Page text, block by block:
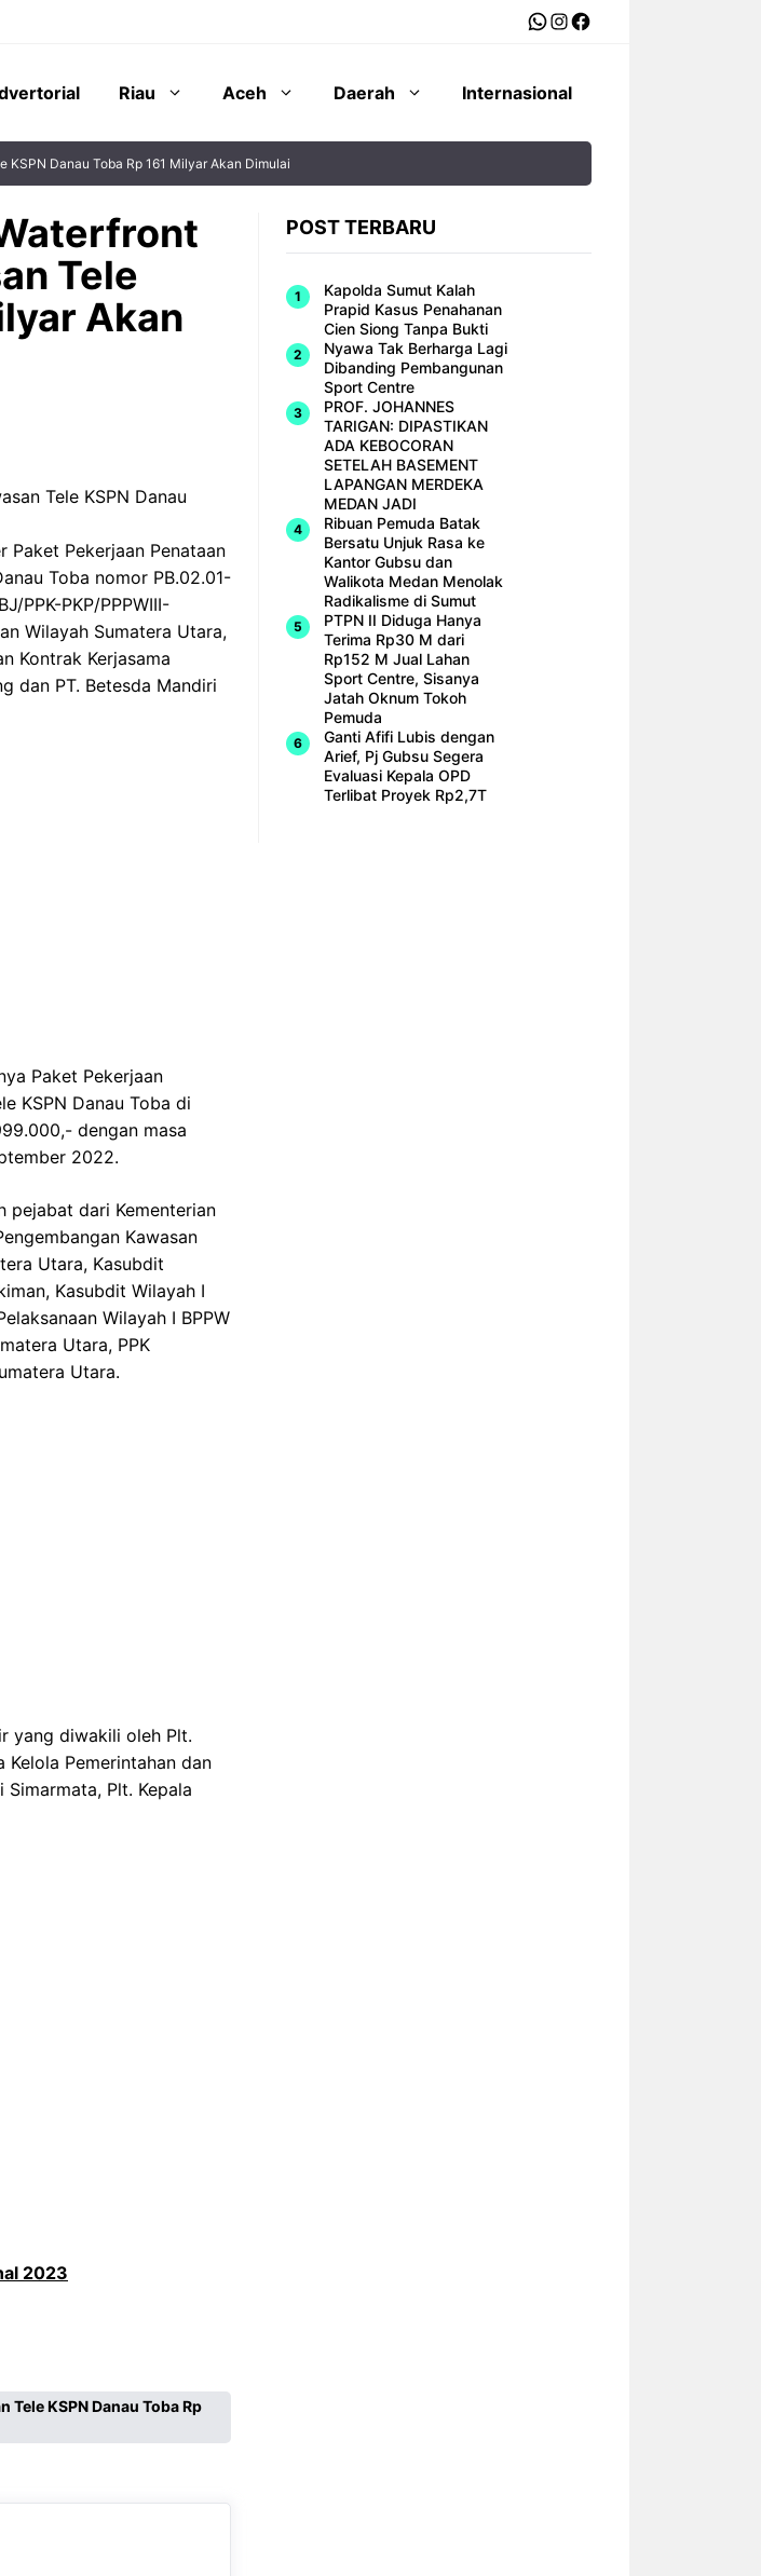
WhatsApp
Instagram
Facebook
Riau Aceh Daerah Internasional
Danau Toba Rp 161 Milyar Akan Dimulai
Tele
Akan
Tele KSPN Danau
Paket Pekerjaan Penataan
Toba nomor PB.02.01-
PPK-PKP/PPPWIII-
Wilayah Sumatera Utara,
Kontrak Kerjasama
dan PT. Betesda Mandiri
Paket Pekerjaan
KSPN Danau Toba di
dengan masa
2022.
pejabat dari Kementerian
Kawasan
Utara, Kasubdit
Kasubdit Wilayah I
Wilayah I BPPW
Utara, PPK
Utara.
yang diwakili oleh Plt.
Kelola Pemerintahan dan
Simarmata, Plt. Kepala
2023
KSPN Danau Toba Rp
POST TERBARU
Kapolda Sumut Kalah
Prapid Kasus Penahanan
Cien Siong Tanpa Bukti
Nyawa Tak Berharga Lagi
Dibanding Pembangunan
Sport Centre
PROF. JOHANNES
TARIGAN: DIPASTIKAN
ADA KEBOCORAN
SETELAH BASEMENT
LAPANGAN MERDEKA
MEDAN JADI
Ribuan Pemuda Batak
Bersatu Unjuk Rasa ke
Kantor Gubsu dan
Walikota Medan Menolak
Radikalisme di Sumut
PTPN II Diduga Hanya
Terima Rp30 M dari
Rp152 M Jual Lahan
Sport Centre, Sisanya
Jatah Oknum Tokoh
Pemuda
Ganti Afifi Lubis dengan
Arief, Pj Gubsu Segera
Evaluasi Kepala OPD
Terlibat Proyek Rp2,7T